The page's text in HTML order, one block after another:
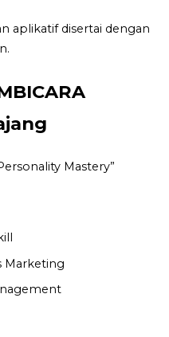
aplikatif disertai dengan
Mastery”
Marketing